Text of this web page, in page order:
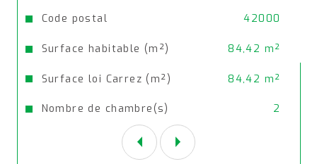
Caractéristiques Valeurs
Code postal 42000
Surface habitable (m²) 84,42 m²
Surface loi Carrez (m²) 84,42 m²
Nombre de chambre(s) 2
5 minutes à pied !
Les informations sur les risques auxquels ce bien